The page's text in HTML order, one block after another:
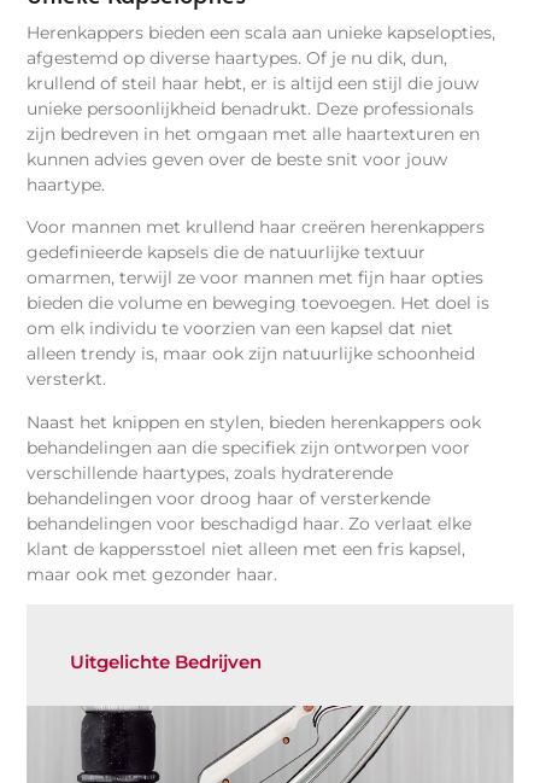
Herenkappers bieden een scala aan unieke kapselopties,
afgestemd op diverse haartypes. Of je nu dik, dun,
krullend of steil haar hebt, er is altijd een stijl die jouw
unieke persoonlijkheid benadrukt. Deze professionals
zijn bedreven in het omgaan met alle haartexturen en
kunnen advies geven over de beste snit voor jouw
haartype.
Voor mannen met krullend haar creëren herenkappers
gedefinieerde kapsels die de natuurlijke textuur
omarmen, terwijl ze voor mannen met fijn haar opties
bieden die volume en beweging toevoegen. Het doel is
om elk individu te voorzien van een kapsel dat niet
alleen trendy is, maar ook zijn natuurlijke schoonheid
versterkt.
Naast het knippen en stylen, bieden herenkappers ook
behandelingen aan die specifiek zijn ontworpen voor
verschillende haartypes, zoals hydraterende
behandelingen voor droog haar of versterkende
behandelingen voor beschadigd haar. Zo verlaat elke
klant de kappersstoel niet alleen met een fris kapsel,
maar ook met gezonder haar.
Uitgelichte Bedrijven